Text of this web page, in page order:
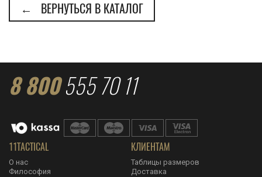
← ВЕРНУТЬСЯ В КАТАЛОГ
8 800555 70 11
11TACTICAL
О нас
Философия
КЛИЕНТАМ
Таблицы размеров
Доставка